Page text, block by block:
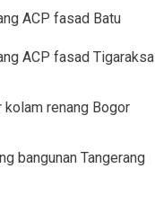
ACP fasad Batu
ACP fasad Tigaraksa
kolam renang Bogor
bangunan Tangerang